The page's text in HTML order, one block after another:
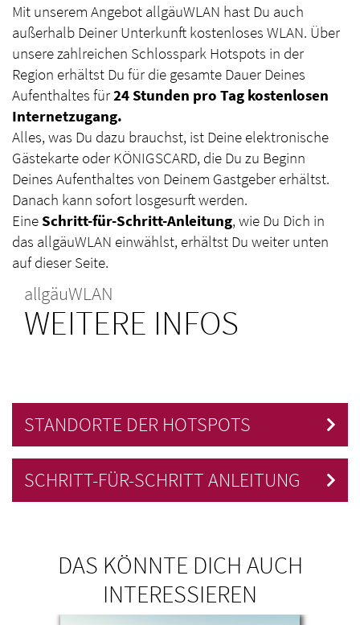
Mit unserem Angebot allgäuWLAN hast Du auch
außerhalb Deiner Unterkunft kostenloses WLAN. Über
unsere zahlreichen Schlosspark Hotspots in der
Region erhältst Du für die gesamte Dauer Deines
Aufenthaltes für24 Stunden pro Tag kostenlosen
Internetzugang.
Alles, was Du dazu brauchst, ist Deine elektronische
Gästekarte oder KÖNIGSCARD, die Du zu Beginn
Deines Aufenthaltes von Deinem Gastgeber erhältst.
Danach kann sofort losgesurft werden.
EineSchritt-für-Schritt-Anleitung, wie Du Dich in
das allgäuWLAN einwählst, erhältst Du weiter unten
auf dieser Seite.
allgäuWLAN
WEITERE INFOS
STANDORTE DER HOTSPOTS
SCHRITT-FÜR-SCHRITT ANLEITUNG
DAS KÖNNTE DICH AUCH
INTERESSIEREN